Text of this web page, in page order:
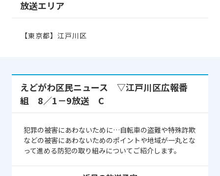
放送エリア
【東京都】江戸川区
えどがわ区民ニュース ▽江戸川区広報番
組 8／1－9放送 C
犯罪の被害にあわないために…自転車の盗難や特殊詐欺
などの被害にあわないためのポイントや地域が一丸とな
って進める防犯の取り組みについてご紹介します。